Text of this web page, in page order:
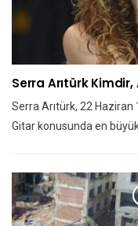
Serra Arıtürk Kimdir,
Serra Arıtürk, 22 Haziran
Gitar konusunda en